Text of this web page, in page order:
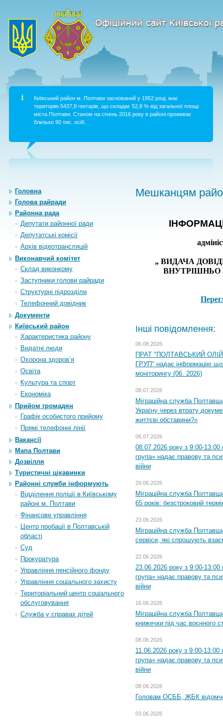
Київський район м. Полтави заснований у 1952 році, має
територію 5437,8 гектарів, що складає 52,8 % від загальної площі
міста Полтави. Станом на січень 2016 року в районі проживає
близько 90 тис. осіб.
Головна
Голова райради
Районна рада
Депутати районної ради
Депутатські комісії
Архiв вiдеотрансляцiй
Виконавчий комітет
Склад виконкому
Заступники голови райради
Структурні підрозділи
Телефонний довідник
Документи
Київський район
Характеристика району
Видатні люди
Охорона здоров’я
Освіта
Культура та спорт
Економіка
Прийом громадян
Графік особистого прийому
Прямі телефонні лінії
Вакансії
Мапа Полтави
Дозвілля
Туристичні цікавинки
Районні служби інформують
Відділення поліції в Київському
районі м. Полтави
Фінансове управління
Центр пробації в Полтавській
області
Суд
Прокуратура
Управління пенсійного фонду
Управління соціального захисту
Територіальний центр соціального
обслуговування
Служба у справах дітей
Мешканцям
„ ВИДАЧА
ВНУТРІШНЬО
Інші повідомлення:
06.08.2026
ПРАТ "ПОЛТАВСЬКИЙ
ГРУП" надає інформацію
моніторингу (06. 2026)
08.07.2026
Міграційна служба
Україну через втрату
життєві обставини?»
06.07.2026
08.07.2026 року з 9:00-13:00
група» надає правову та
війни
29.06.2026
Міграційна служба
65 років: безстроковий
23.06.2026
Міграційна служба
сервіси, які спрощують
22.06.2026
23.06.2026 року з 9:00-13:00
група» надає правову та
війни
16.06.2026
Міграційна служба
книжечки під час воєнного
08.06.2026
11.06.2026 року з 9:00-13:00
група» надає правову та
війни
08.06.2026
Головам ОСББ, ЖБК
03.06.2026